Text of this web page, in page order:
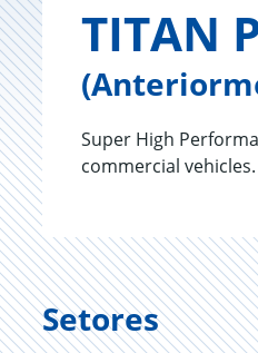
TITAN
Super High
commercial
Setores